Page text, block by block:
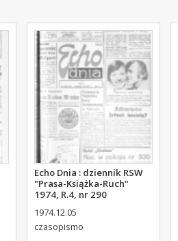
Echo Dnia : dziennik RSW
"Prasa-Książka-Ruch"
1974, R.4, nr 290
1974.12.05
czasopismo